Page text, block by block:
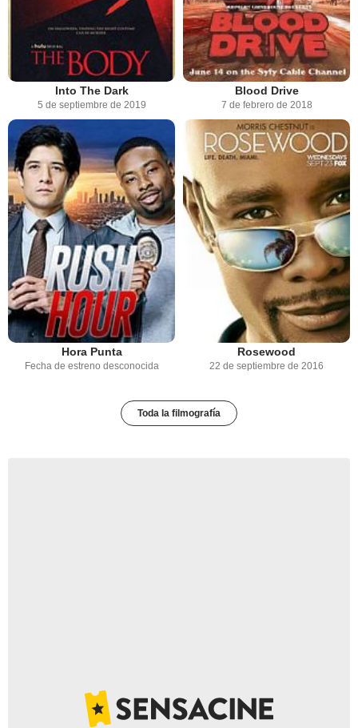
Into The Dark
5 de septiembre de 2019
Blood Drive
7 de febrero de 2018
Hora Punta
Fecha de estreno desconocida
Rosewood
22 de septiembre de 2016
Toda la filmografía